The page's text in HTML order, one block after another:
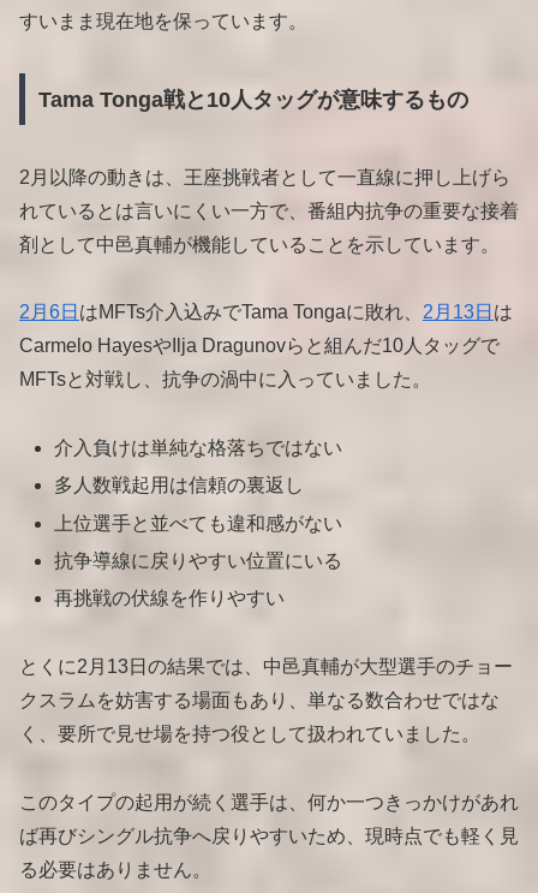
すいまま現在地を保っています。
Tama Tonga戦と10人タッグが意味するもの
2月以降の動きは、王座挑戦者として一直線に押し上げら
れているとは言いにくい一方で、番組内抗争の重要な接着
剤として中邑真輔が機能していることを示しています。
2月6日 はMFTs介入込みでTama Tongaに敗れ、 2月13日 は
Carmelo HayesやIlja Dragunovらと組んだ10人タッグで
MFTsと対戦し、抗争の渦中に入っていました。
介入負けは単純な格落ちではない
多人数戦起用は信頼の裏返し
上位選手と並べても違和感がない
抗争導線に戻りやすい位置にいる
再挑戦の伏線を作りやすい
とくに2月13日の結果では、中邑真輔が大型選手のチョー
クスラムを妨害する場面もあり、単なる数合わせではな
く、要所で見せ場を持つ役として扱われていました。
このタイプの起用が続く選手は、何か一つきっかけがあれ
ば再びシングル抗争へ戻りやすいため、現時点でも軽く見
る必要はありません。